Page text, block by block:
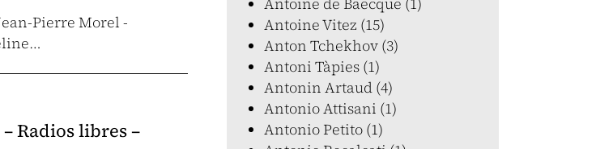
Pierre Morel -
Radios libres –
Antoine Vitez (15)
Anton Tchekhov (3)
Antoni Tàpies (1)
Antonin Artaud (4)
Antonio Attisani (1)
Antonio Petito (1)